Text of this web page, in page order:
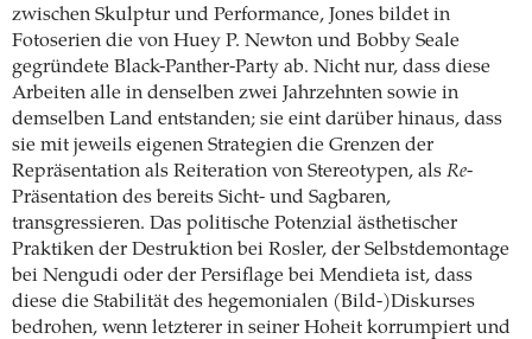
zwischen Skulptur und Performance, Jones bildet in
Fotoserien die von Huey P. Newton und Bobby Seale
gegründete Black-Panther-Party ab. Nicht nur, dass diese
Arbeiten alle in denselben zwei Jahrzehnten sowie in
demselben Land entstanden; sie eint darüber hinaus, dass
sie mit jeweils eigenen Strategien die Grenzen der
Repräsentation als Reiteration von Stereotypen, als Re-
Präsentation des bereits Sicht- und Sagbaren,
transgressieren. Das politische Potenzial ästhetischer
Praktiken der Destruktion bei Rosler, der Selbstdemontage
bei Nengudi oder der Persiflage bei Mendieta ist, dass
diese die Stabilität des hegemonialen (Bild-)Diskurses
bedrohen, wenn letzterer in seiner Hoheit korrumpiert und